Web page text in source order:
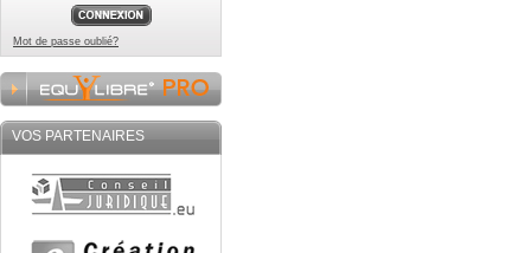
Mot de passe oublié?
VOS PARTENAIRES